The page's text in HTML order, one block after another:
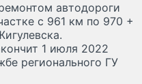
автодороги
с 961 км по 970 +
1 июля 2022
регионального ГУ